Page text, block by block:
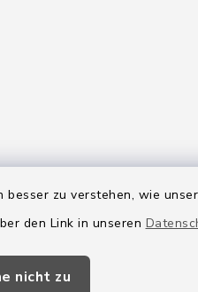
zu verstehen, wie
den Link in unseren
nicht zu